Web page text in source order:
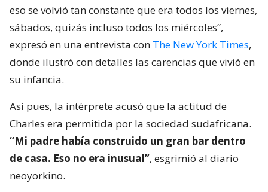
eso se volvió tan constante que era todos los viernes,
sábados, quizás incluso todos los miércoles”,
expresó en una entrevista con The New York Times,
donde ilustró con detalles las carencias que vivió en
su infancia.
Así pues, la intérprete acusó que la actitud de
Charles era permitida por la sociedad sudafricana.
“Mi padre había construido un gran bar dentro
de casa. Eso no era inusual”, esgrimió al diario
neoyorkino.